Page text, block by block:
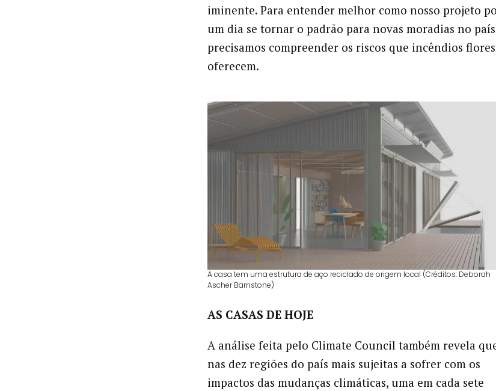
iminente. Para entender melhor como nosso projeto
um dia se tornar o padrão para novas moradias no
precisamos compreender os riscos que incêndios
oferecem.
A casa tem uma estrutura de aço reciclado de origem local (Créditos: Deborah
Ascher Barnstone)
AS CASAS DE HOJE
A análise feita pelo Climate Council também revela
nas dez regiões do país mais sujeitas a sofrer com os
impactos das mudanças climáticas, uma em cada sete